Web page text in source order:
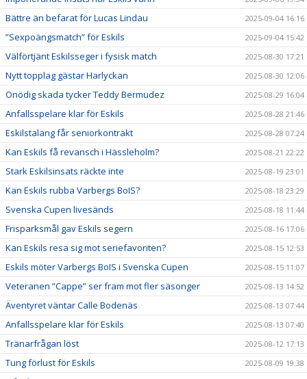
Bättre än befarat för Lucas Lindau 2025-09-04 16:16
”Sexpoängsmatch” för Eskils 2025-09-04 15:42
Välförtjänt Eskilsseger i fysisk match 2025-08-30 17:21
Nytt topplag gästar Harlyckan 2025-08-30 12:06
Onödig skada tycker Teddy Bermudez 2025-08-29 16:04
Anfallsspelare klar för Eskils 2025-08-28 21:46
Eskilstalang får seniorkontrakt 2025-08-28 07:24
Kan Eskils få revansch i Hässleholm? 2025-08-21 22:22
Stark Eskilsinsats räckte inte 2025-08-19 23:01
Kan Eskils rubba Varbergs BoIS? 2025-08-18 23:29
Svenska Cupen livesänds 2025-08-18 11:44
Frisparksmål gav Eskils segern 2025-08-16 17:06
Kan Eskils resa sig mot seriefavoriten? 2025-08-15 12:53
Eskils möter Varbergs BoIS i Svenska Cupen 2025-08-15 11:07
Veteranen ”Cappe” ser fram mot fler säsonger 2025-08-13 14:52
Äventyret väntar Calle Bodenäs 2025-08-13 07:44
Anfallsspelare klar för Eskils 2025-08-13 07:40
Tränarfrågan löst 2025-08-12 17:13
Tung förlust för Eskils 2025-08-09 19:38